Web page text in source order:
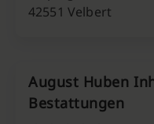
42551 Velbert
August Huben
Bestattungen